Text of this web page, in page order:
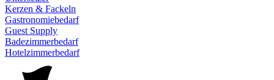
Kerzen & Fackeln
Gastronomiebedarf
Guest Supply
Badezimmerbedarf
Hotelzimmerbedarf